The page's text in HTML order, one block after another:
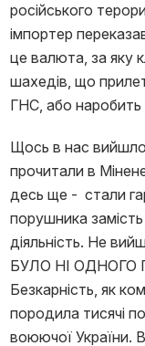
російського
імпортер
це валюта, за яку
шахедів, що
ГНС, або наробить
Щось в нас вийшло
прочитали в
десь ще - стали
порушника
діяльність. Не
БУЛО НІ ОДНОГО
Безкарність, як
породила тисячі
воюючої України.